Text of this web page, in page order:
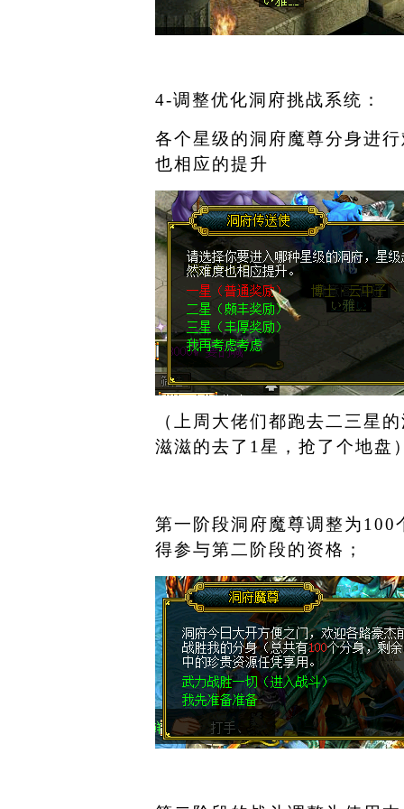
4-调整优化洞府挑战系统：
各个星级的洞府魔尊分身进
也相应的提升
（上周大佬们都跑去二三星
滋滋的去了 1 星，抢了个地盘
第一阶段洞府魔尊调整为100
得参与第二阶段的资格；